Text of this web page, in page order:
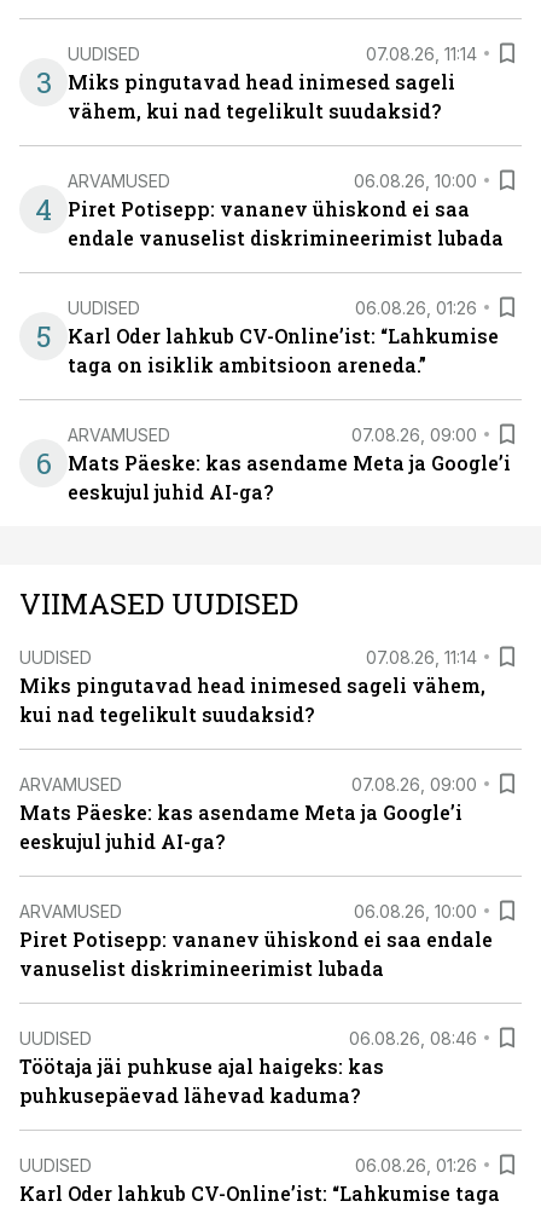
3
UUDISED 07.08.26, 11:14
Miks pingutavad head inimesed sageli
vähem, kui nad tegelikult suudaksid?
4
ARVAMUSED 06.08.26, 10:00
Piret Potisepp: vananev ühiskond ei saa
endale vanuselist diskrimineerimist lubada
5
UUDISED 06.08.26, 01:26
Karl Oder lahkub CV-Online’ist: “Lahkumise
taga on isiklik ambitsioon areneda.”
6
ARVAMUSED 07.08.26, 09:00
Mats Päeske: kas asendame Meta ja Google’i
eeskujul juhid AI-ga?
VIIMASED UUDISED
UUDISED 07.08.26, 11:14
Miks pingutavad head inimesed sageli vähem,
kui nad tegelikult suudaksid?
ARVAMUSED 07.08.26, 09:00
Mats Päeske: kas asendame Meta ja Google’i
eeskujul juhid AI-ga?
ARVAMUSED 06.08.26, 10:00
Piret Potisepp: vananev ühiskond ei saa endale
vanuselist diskrimineerimist lubada
UUDISED 06.08.26, 08:46
Töötaja jäi puhkuse ajal haigeks: kas
puhkusepäevad lähevad kaduma?
UUDISED 06.08.26, 01:26
Karl Oder lahkub CV-Online’ist: “Lahkumise taga